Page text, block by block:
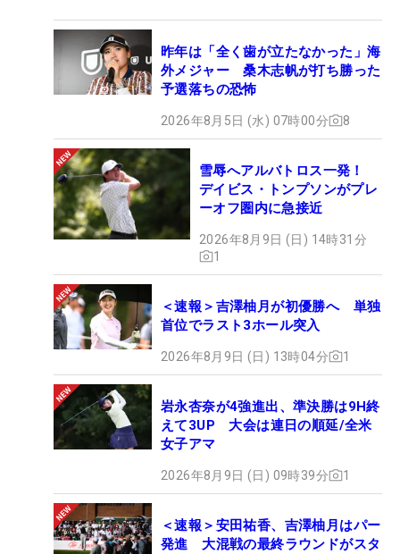
昨年は「全く歯が立たなかった」海
外メジャー 桑木志帆が打ち勝った
予選落ちの恐怖
2026年8月5日 (水) 07時00分 8
雪辱へアルバトロス一発！
デイビス・トンプソンがプレ
ーオフ圏内に急接近
2026年8月9日 (日) 14時31分
1
＜速報＞吉澤柚月が初優勝へ 単独
首位でラスト3ホール突入
2026年8月9日 (日) 13時04分 1
岩永杏奈が4強進出、準決勝は9H終
えて3UP 大会は連日の順延/全米
女子アマ
2026年8月9日 (日) 09時39分 1
＜速報＞安田祐香、吉澤柚月はパー
発進 大混戦の最終ラウンドがスタ